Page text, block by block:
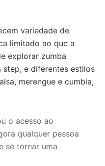
variedade de
limitado ao que a
explorar zumba
step, e diferentes estilos
merengue e cumbia,
o acesso ao
qualquer pessoa
se tornar uma